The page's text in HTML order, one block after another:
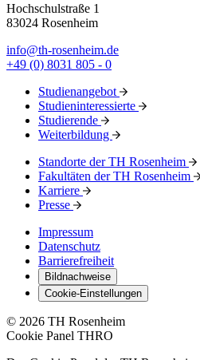
Hochschulstraße 1
83024 Rosenheim
info@th-rosenheim.de
+49 (0) 8031 805 - 0
Studienangebot
Studieninteressierte
Studierende
Weiterbildung
Standorte der TH Rosenheim
Fakultäten der TH Rosenheim
Karriere
Presse
Impressum
Datenschutz
Barrierefreiheit
Bildnachweise
Cookie-Einstellungen
© 2026 TH Rosenheim
Cookie Panel THRO